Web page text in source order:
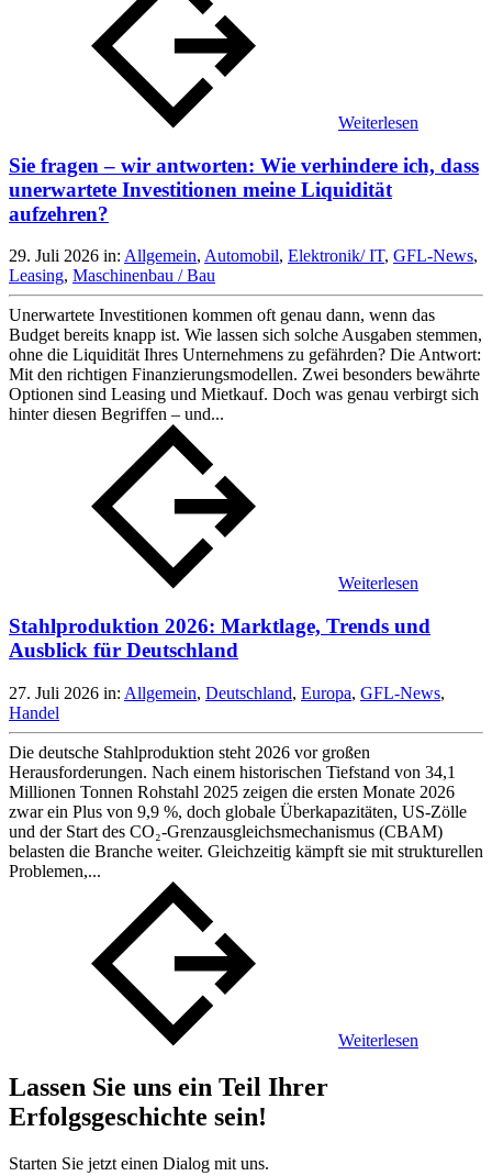
Weiterlesen
Sie fragen – wir antworten: Wie verhindere ich, dass
unerwartete Investitionen meine Liquidität
aufzehren?
29. Juli 2026 in: Allgemein, Automobil, Elektronik/ IT, GFL-News,
Leasing, Maschinenbau / Bau
Unerwartete Investitionen kommen oft genau dann, wenn das
Budget bereits knapp ist. Wie lassen sich solche Ausgaben stemmen,
ohne die Liquidität Ihres Unternehmens zu gefährden? Die Antwort:
Mit den richtigen Finanzierungsmodellen. Zwei besonders bewährte
Optionen sind Leasing und Mietkauf. Doch was genau verbirgt sich
hinter diesen Begriffen – und...
Weiterlesen
Stahlproduktion 2026: Marktlage, Trends und
Ausblick für Deutschland
27. Juli 2026 in: Allgemein, Deutschland, Europa, GFL-News,
Handel
Die deutsche Stahlproduktion steht 2026 vor großen
Herausforderungen. Nach einem historischen Tiefstand von 34,1
Millionen Tonnen Rohstahl 2025 zeigen die ersten Monate 2026
zwar ein Plus von 9,9 %, doch globale Überkapazitäten, US-Zölle
und der Start des CO₂-Grenzausgleichsmechanismus (CBAM)
belasten die Branche weiter. Gleichzeitig kämpft sie mit strukturellen
Problemen,...
Weiterlesen
Lassen Sie uns ein Teil Ihrer
Erfolgsgeschichte sein!
Starten Sie jetzt einen Dialog mit uns.